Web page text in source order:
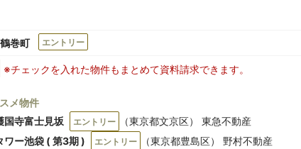
巻町 エントリー
※チェックを入れた物件もまとめて資料請求できます。
メ物件
国寺富士見坂
エントリー
（東京都文京区） 東急不動産
ワー池袋 ( 第3期 )
エントリー
（東京都豊島区） 野村不動産